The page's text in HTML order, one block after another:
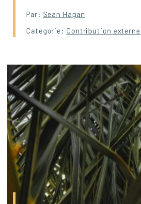
Par: Sean Hagan
Categorie: Contribution externe